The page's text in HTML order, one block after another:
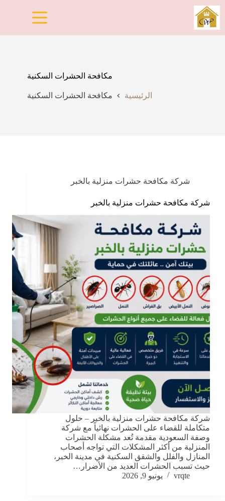
التجاوز
إلى
المحتوى
مكافحة الحشرات السكنية
الرئيسية مكافحة الحشرات السكنية
شركة مكافحة حشرات منزلية بالخبر
شركة مكافحة حشرات منزلية بالخبر
شركة مكافحة حشرات منزلية بالخبر – حلول
متكاملة للقضاء على الحشرات نهائياً مع شركة
وصفة السعودية مقدمة تُعد مشكلة الحشرات
المنزلية من أكثر المشكلات التي تواجه أصحاب
المنازل والفلل والشقق السكنية في مدينة الخبر،
حيث تسبب الحشرات العديد من الأضرار…
vrqte
يونيو 9, 2026